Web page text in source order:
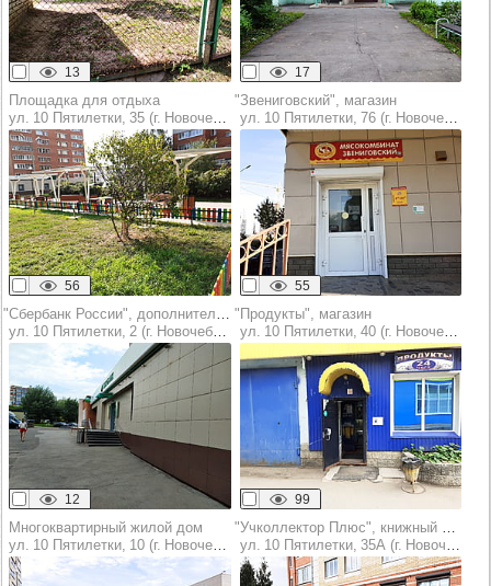
13 17
Площадка для отдыха
ул. 10 Пятилетки, 35 (г. Новочебоксарск)
56
"Звениговский", магазин
ул. 10 Пятилетки, 76 (г. Новочебоксарск)
55
ул. 10 Пятилетки, 2 (г. Новочебоксарск)
12
"Продукты", магазин
ул. 10 Пятилетки, 40 (г. Новочебоксарск)
99
Многоквартирный жилой дом
ул. 10 Пятилетки, 10 (г. Новочебоксарск)
ул. 10 Пятилетки, 35А (г. Новочебоксарск)